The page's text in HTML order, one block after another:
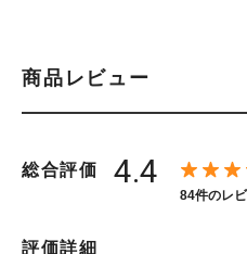
商品レビュー
総合評価 4.4
84件のレ
評価詳細